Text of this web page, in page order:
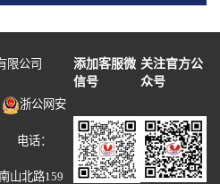
限公司
添加客服微
信号
关注官方公
众号
浙公网安
电话：
山北路159